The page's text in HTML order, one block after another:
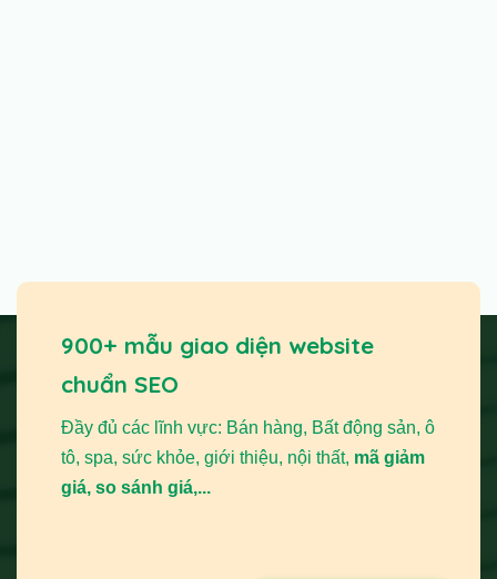
900+ mẫu giao diện website
chuẩn SEO
Đầy đủ các lĩnh vực: Bán hàng, Bất động sản, ô
tô, spa, sức khỏe, giới thiệu, nội thất, mã giảm
giá, so sánh giá,...